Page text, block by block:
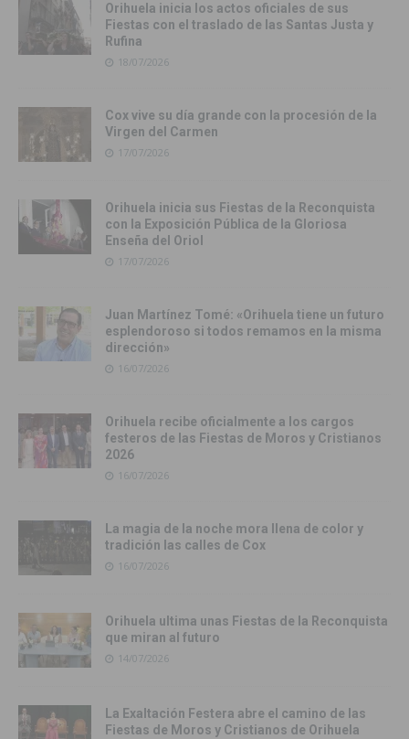
Orihuela inicia los actos oficiales de sus
Fiestas con el traslado de las Santas Justa y
Rufina
18/07/2026
Cox vive su día grande con la procesión de la
Virgen del Carmen
17/07/2026
Orihuela inicia sus Fiestas de la Reconquista
con la Exposición Pública de la Gloriosa
Enseña del Oriol
17/07/2026
Juan Martínez Tomé: «Orihuela tiene un futuro
esplendoroso si todos remamos en la misma
dirección»
16/07/2026
Orihuela recibe oficialmente a los cargos
festeros de las Fiestas de Moros y Cristianos
2026
16/07/2026
La magia de la noche mora llena de color y
tradición las calles de Cox
16/07/2026
Orihuela ultima unas Fiestas de la Reconquista
que miran al futuro
14/07/2026
La Exaltación Festera abre el camino de las
Fiestas de Moros y Cristianos de Orihuela